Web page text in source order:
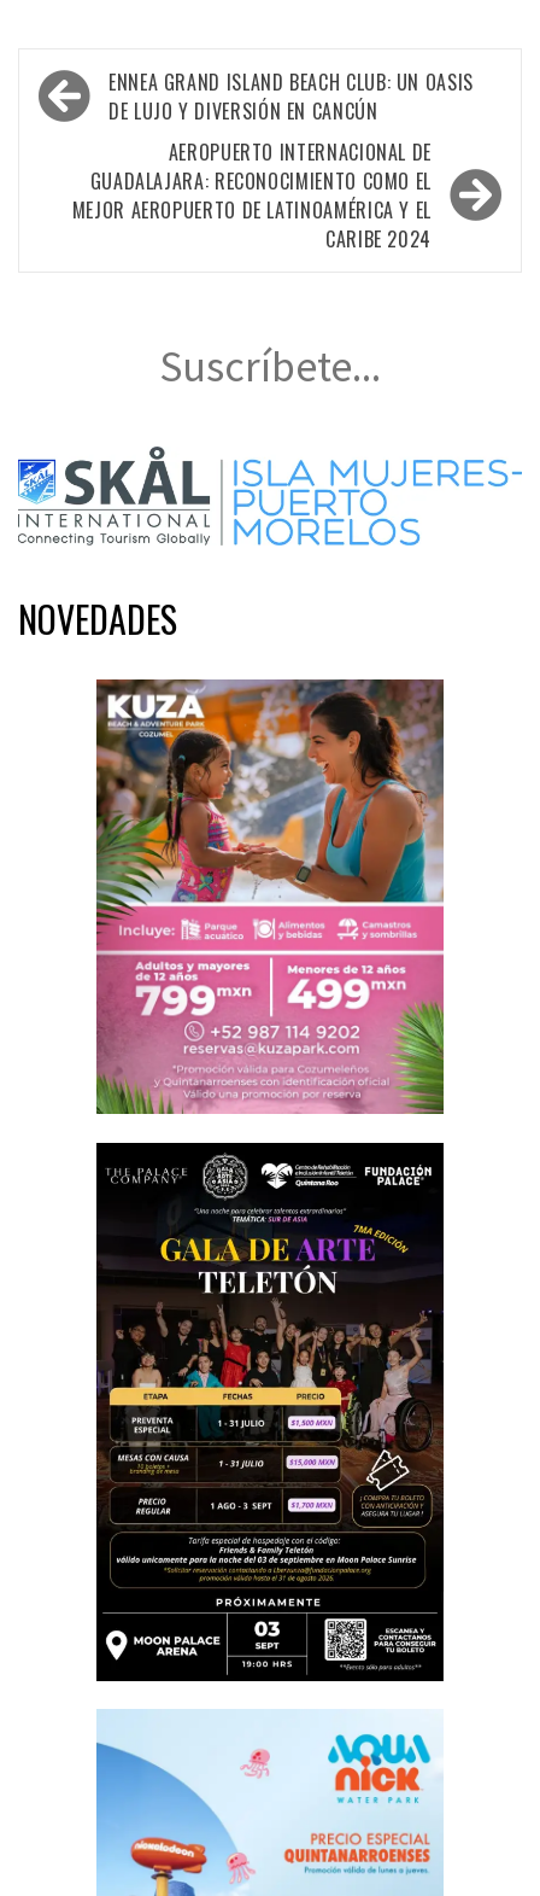
Navegación
de
entradas
ENNEA GRAND ISLAND BEACH CLUB: UN OASIS
DE LUJO Y DIVERSIÓN EN CANCÚN
AEROPUERTO INTERNACIONAL DE
GUADALAJARA: RECONOCIMIENTO COMO EL
MEJOR AEROPUERTO DE LATINOAMÉRICA Y EL
CARIBE 2024
Suscríbete...
NOVEDADES